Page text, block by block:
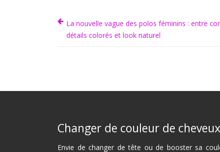
La nouvelle vague des polos féminins : entre
détails colorés et look naturel
Changer de couleur de cheveux
Envie de changer de tête ou de booster sa